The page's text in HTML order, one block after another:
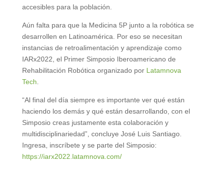
accesibles para la población.
Aún falta para que la Medicina 5P junto a la robótica se
desarrollen en Latinoamérica. Por eso se necesitan
instancias de retroalimentación y aprendizaje como
IARx2022, el Primer Simposio Iberoamericano de
Rehabilitación Robótica organizado por Latamnova
Tech
“Al final del día siempre es importante ver qué están
haciendo los demás y qué están desarrollando, con el
Simposio creas justamente esta colaboración y
multidisciplinariedad”, concluye José Luis Santiago.
Ingresa, inscríbete y se parte del Simposio:
https://iarx2022.latamnova.com/